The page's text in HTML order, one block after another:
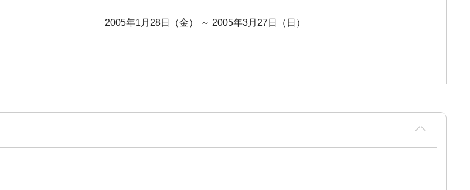
2005年1月28日（金） ～ 2005年3月27日（日）